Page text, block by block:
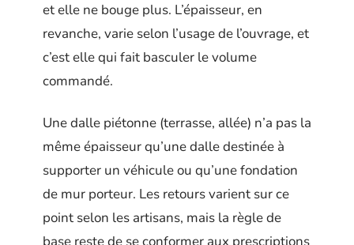
et elle ne bouge plus. L’épaisseur, en
revanche, varie selon l’usage de l’ouvrage, et
c’est elle qui fait basculer le volume
commandé.
Une dalle piétonne (terrasse, allée) n’a pas la
même épaisseur qu’une dalle destinée à
supporter un véhicule ou qu’une fondation
de mur porteur. Les retours varient sur ce
point selon les artisans, mais la règle de
base reste de se conformer aux prescriptions